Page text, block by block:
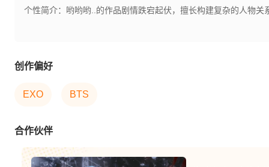
个性简介：哟哟哟..的作品剧情跌宕起伏，擅长构建复杂的人物关
创作偏好
EXO BTS
合作伙伴